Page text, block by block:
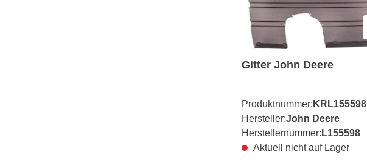
Gitter John Deere
Produktnummer: KRL155598
Hersteller:John Deere
Herstellernummer: L155598
Aktuell nicht auf Lager